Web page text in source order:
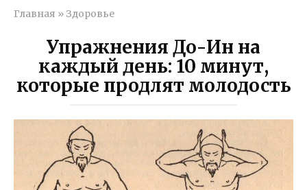
Главная » Здоровье
Упражнения До-Ин на
каждый день: 10 минут,
которые продлят молодость